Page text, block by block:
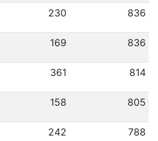
230 836
169 836
361 814
158 805
242 788